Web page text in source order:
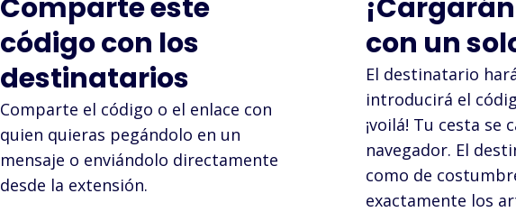
Comparte este
código con los
destinatarios
Comparte el código o el enlace con
quien quieras pegándolo en un
mensaje o enviándolo directamente
desde la extensión.
con un
El destinatario
introducirá el
¡voilá! Tu cesta se
navegador. El
como de
exactamente los